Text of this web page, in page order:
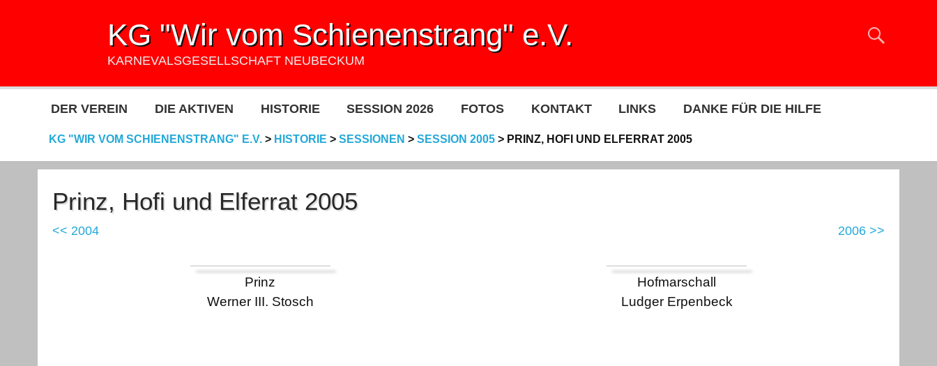
KG "Wir vom Schienenstrang" e.V.
KARNEVALSGESELLSCHAFT NEUBECKUM
DER VEREIN DIE AKTIVEN HISTORIE SESSION 2026 FOTOS KONTAKT LINKS DANKE FÜR DIE HILFE
KG "WIR VOM SCHIENENSTRANG" E.V.> HISTORIE > SESSIONEN > SESSION 2005> PRINZ, HOFI UND ELFERRAT 2005
Prinz, Hofi und Elferrat 2005
<< 2004 2006 >>
Prinz
Werner III. Stosch
Hofmarschall
Ludger Erpenbeck